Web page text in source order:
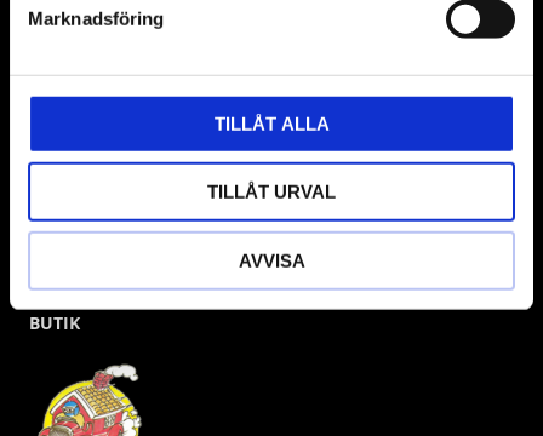
Marknadsföring
TILLÅT ALLA
TILLÅT URVAL
AVVISA
gärna om vad som helst då vi gör vårt yttersta för att hjälpa
BUTIK